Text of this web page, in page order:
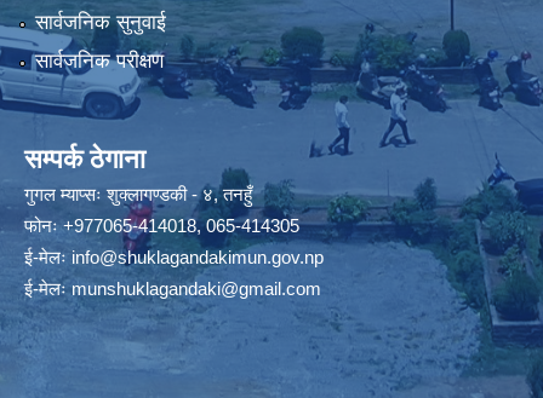
सार्वजनिक सुनुवाई
सार्वजनिक परीक्षण
सम्पर्क ठेगाना
गुगल म्याप्सःशुक्लागण्डकी - ४, तनहुँ
फोनः+977065-414018,065-414305
ई-मेलः info@shuklagandakimun.gov.np
ई-मेलःmunshuklagandaki@gmail.com